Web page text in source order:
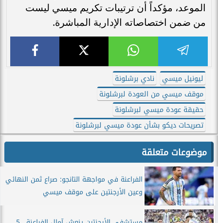
الموعد، مؤكداً أن ترتيبات تكريم ميسي ليست
من ضمن اختصاصاته الإدارية المباشرة.
ليونيل ميسي
نادي برشلونة
موقف ميسي من العودة لبرشلونة
حقيقة عودة ميسي لبرشلونة
تصريحات ديكو بشأن عودة ميسي لبرشلونة
موضوعات متعلقة
الفراعنة في مواجهة التانجو: صراع ثمن النهائي
وعين الأرجنتين على موقف ميسي